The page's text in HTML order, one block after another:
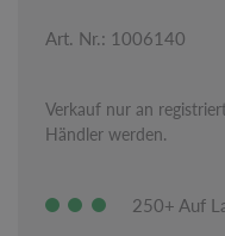
Art. Nr.: 1006140
Verkauf nur an
Händler werden.
250+ Auf